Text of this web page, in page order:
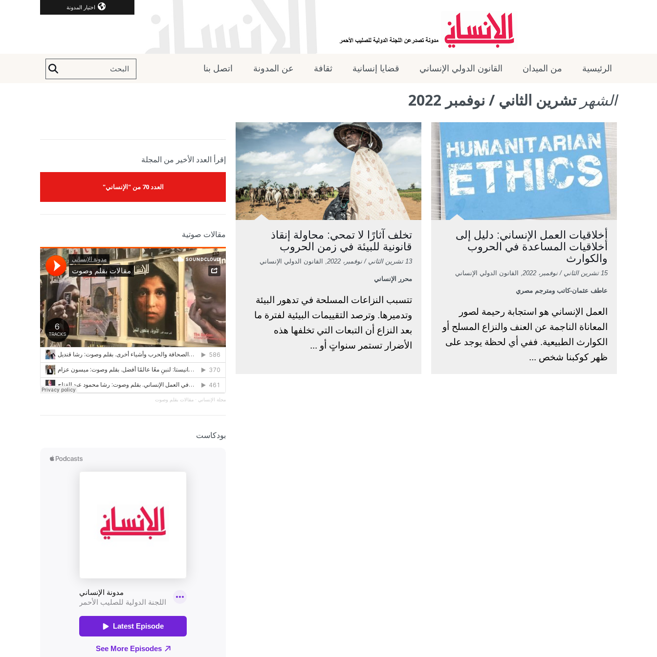
اختيار المدونة
الرئيسية من الميدان القانون الدولي الإنساني قضايا إنسانية ثقافة عن المدونة اتصل بنا
الشهر تشرين الثاني / نوفمبر 2022
أخلاقيات العمل الإنساني: دليل إلى
أخلاقيات المساعدة في الحروب
والكوارث
15 تشرين الثاني / نوفمبر، 2022 , القانون الدولي الإنساني
عاطف عثمان-كاتب ومترجم مصري
العمل الإنساني هو استجابة رحيمة لصور
المعاناة الناجمة عن العنف والنزاع المسلح أو
الكوارث الطبيعية. ففي أي لحظة يوجد على
ظهر كوكبنا شخص ...
تخلف آثارًا لا تمحي: محاولة إنقاذ
قانونية للبيئة في زمن الحروب
13 تشرين الثاني / نوفمبر، 2022 , القانون الدولي الإنساني
محرر الإنساني
تتسبب النزاعات المسلحة في تدهور البيئة
وتدميرها. وترصد التقييمات البيئية لفترة ما
بعد النزاع أن التبعات التي تخلفها هذه
الأضرار تستمر سنواتٍ أو ...
إقرأ العدد الأخير من المجلة
العدد 70 من "الإنساني"
مقالات صوتية
مجلة الإنساني · مقالات بقلم وصوت
بودكاست